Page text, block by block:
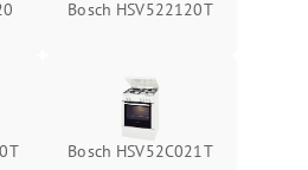
Bosch HSV522120T
Bosch HSV52C021T